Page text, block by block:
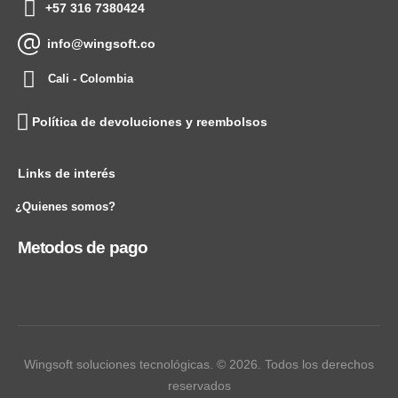
+57 316 7380424
info@wingsoft.co
Cali - Colombia
Política de devoluciones y reembolsos
Links de interés
¿Quienes somos?
Metodos de pago
Wingsoft soluciones tecnológicas. © 2026. Todos los derechos
reservados